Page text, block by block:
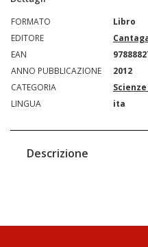
FORMATO
Libro
EDITORE
EAN
ANNO PUBBLICAZIONE
2012
CATEGORIA
LINGUA
ita
Descrizione